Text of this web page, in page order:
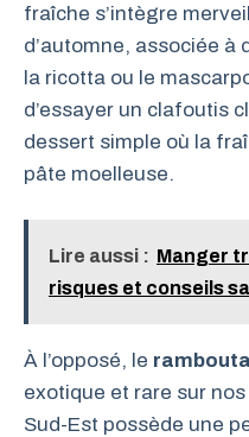
fraîche s’intègre
d’automne, associée à
la ricotta ou le
d’essayer un clafoutis
dessert simple où la
pâte moelleuse.
Lire aussi : Manger
risques et conseils
À l’opposé, le
exotique et rare sur
Sud-Est possède une